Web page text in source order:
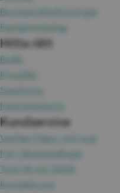
Bostadsrättsföreningar
Fastighetsbolag
Hitta rätt
Bolån
Privatlån
Sparkonto
Fasträntekonto
Kundservice
Vanliga frågor och svar
Fyll i lånehandlingar
Tyck till om SBAB
Kontakta oss